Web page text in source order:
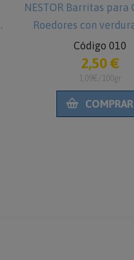
NESTOR Barritas para
Roedores con
Código 010
2,50 €
1,09€/100gr
COMPRAR